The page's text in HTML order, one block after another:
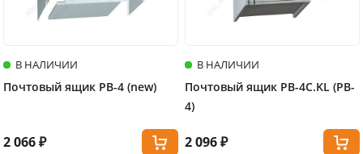
В НАЛИЧИИ
Почтовый ящик PB-4 (new)
2 066 ₽
В НАЛИЧИИ
Почтовый ящик PB-4C.KL (PB-
4)
2 096 ₽